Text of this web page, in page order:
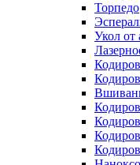
Торпедо
Укол от